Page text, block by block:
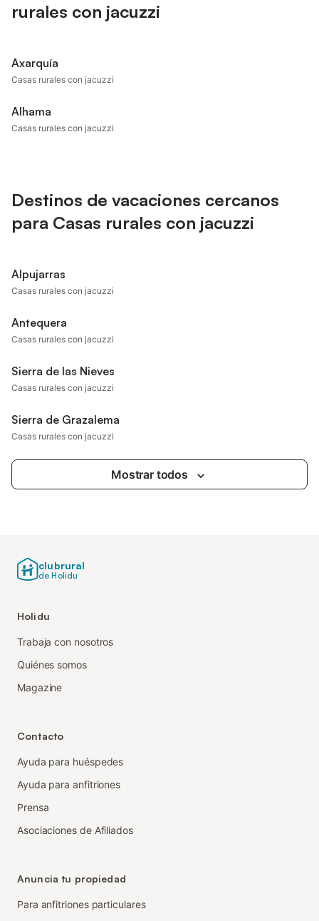
rurales con jacuzzi
Axarquía
Casas rurales con jacuzzi
Alhama
Casas rurales con jacuzzi
Destinos de vacaciones cercanos
para Casas rurales con jacuzzi
Alpujarras
Casas rurales con jacuzzi
Antequera
Casas rurales con jacuzzi
Sierra de las Nieves
Casas rurales con jacuzzi
Sierra de Grazalema
Casas rurales con jacuzzi
Mostrar todos
clubrural
de Holidu
Holidu
Trabaja con nosotros
Quiénes somos
Magazine
Contacto
Ayuda para huéspedes
Ayuda para anfitriones
Prensa
Asociaciones de Afiliados
Anuncia tu propiedad
Para anfitriones particulares